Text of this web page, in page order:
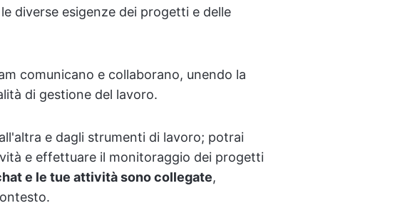
diverse esigenze dei progetti e delle
comunicano e collaborano, unendo la
di gestione del lavoro.
e dagli strumenti di lavoro; potrai
e effettuare il monitoraggio dei progetti
e le tue attività sono collegate,